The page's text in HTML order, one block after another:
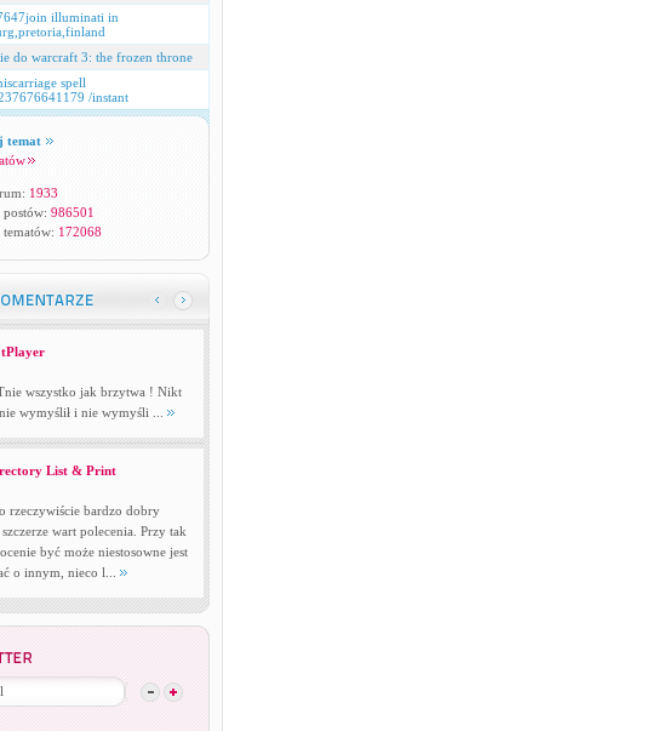
illuminati in
do warcraft 3: the frozen throne
spell
/instant
temat
1933
postów: 986501
172068
wszystko jak brzytwa ! Nikt
wymyślił i nie wymyśli ...
List & Print
rzeczywiście bardzo dobry
wart polecenia. Przy tak
być może niestosowne jest
o innym, nieco l...